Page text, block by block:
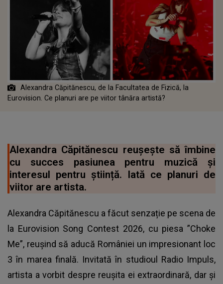
Alexandra Căpitănescu, de la Facultatea de Fizică, la
Eurovision. Ce planuri are pe viitor tânăra artistă?
Alexandra Căpitănescu reușește să îmbine
cu succes pasiunea pentru muzică și
interesul pentru știință. Iată ce planuri de
viitor are artista.
Alexandra Căpitănescu a făcut senzație pe scena de
la Eurovision Song Contest 2026, cu piesa ”Choke
Me”, reușind să aducă României un impresionant loc
3 în marea finală. Invitată în studioul Radio Impuls,
artista a vorbit despre reușita ei extraordinară, dar și